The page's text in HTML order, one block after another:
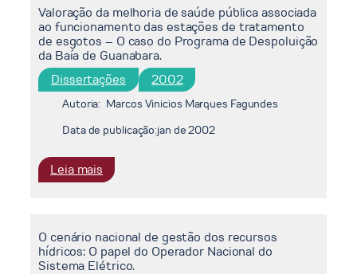
de
co-
geração.
impactados
por
petróleo:
O
caso
da
RJ.
Valoração da melhoria de saúde pública associada
ao funcionamento das estações de tratamento
de esgotos – O caso do Programa de Despoluição
da Baía de Guanabara.
Dissertações 2002
Autoria: Marcos Vinicios Marques Fagundes
Data de publicação:jan de 2002
Leia mais
Valoração
de
saúde
O cenário nacional de gestão dos recursos
hídricos: O papel do Operador Nacional do
Sistema Elétrico.